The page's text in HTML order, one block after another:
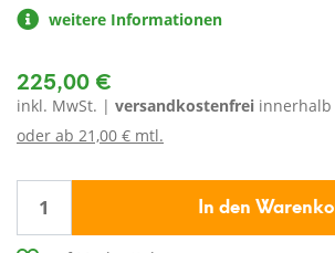
weitere Informationen
225,00 €
inkl. MwSt. | versandkostenfrei innerhalb
oder ab 21,00 € mtl.
In den